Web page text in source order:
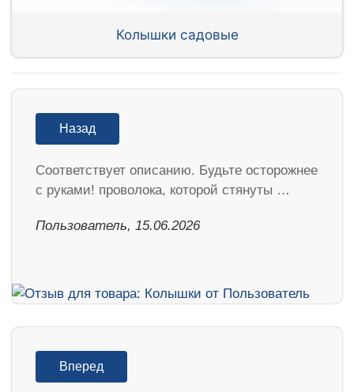
Колышки садовые
Назад
Соответствует описанию. Будьте осторожнее
с руками! проволока, которой стянуты …
Пользователь, 15.06.2026
Вперед